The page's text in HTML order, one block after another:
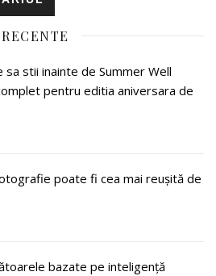
RECENTE
stii inainte de Summer Well
pentru editia aniversara de
poate fi cea mai reușită de
bazate pe inteligență